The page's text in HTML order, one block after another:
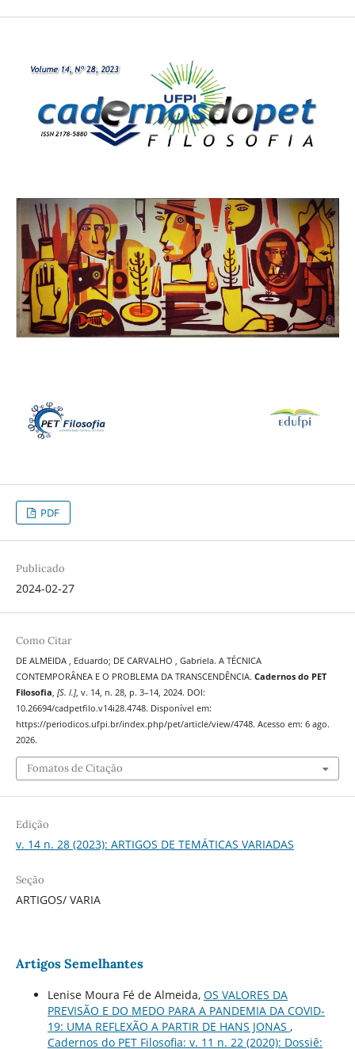
PDF
Publicado
2024-02-27
Como Citar
DE ALMEIDA , Eduardo; DE CARVALHO , Gabriela. A TÉCNICA
CONTEMPORÂNEA E O PROBLEMA DA TRANSCENDÊNCIA. Cadernos do PET
Filosofia, [S. l.], v. 14, n. 28, p. 3–14, 2024. DOI:
10.26694/cadpetfilo.v14i28.4748. Disponível em:
https://periodicos.ufpi.br/index.php/pet/article/view/4748. Acesso em: 6 ago.
2026.
Fomatos de Citação
Edição
v. 14 n. 28 (2023): ARTIGOS DE TEMÁTICAS VARIADAS
Seção
ARTIGOS/ VARIA
Artigos Semelhantes
Lenise Moura Fé de Almeida, OS VALORES DA
PREVISÃO E DO MEDO PARA A PANDEMIA DA COVID-
19: UMA REFLEXÃO A PARTIR DE HANS JONAS ,
Cadernos do PET Filosofia: v. 11 n. 22 (2020): Dossiê: